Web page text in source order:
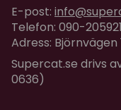
E-post:
Telefon: 090-
Adress: Björnvägen
Supercat.se drivs
0636)